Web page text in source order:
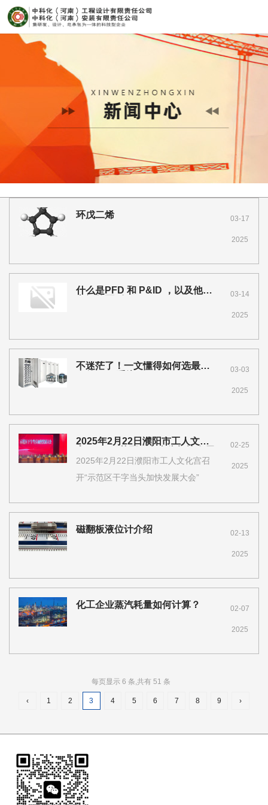
03-17
2025
环戊二烯
03-14
2025
什么是PFD 和 P&ID ，以及他们
03-03
2025
不迷茫了！一文懂得如何选最适
02-25
2025
2025年2月22日濮阳市工人文化
大会”
2025年2月22日濮阳市工人文化宫召
开“示范区干字当头加快发展大会”
02-13
2025
磁翻板液位计介绍
02-07
2025
化工企业蒸汽耗量如何计算？
每页显示 6 条,共有 51 条
‹ 1 2 3 4 5 6 7 8 9 ›